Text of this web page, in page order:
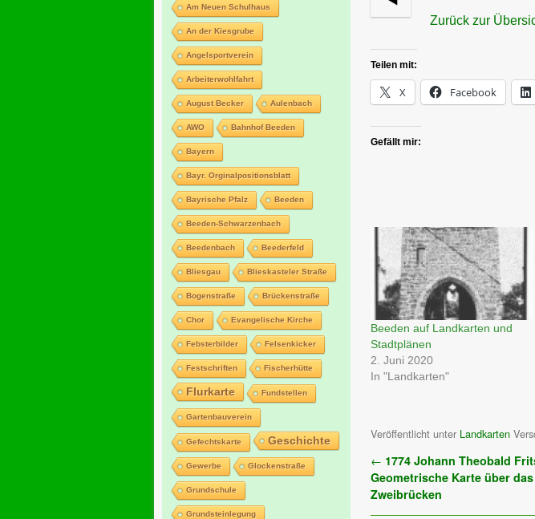
Am Neuen Schulhaus
An der Kiesgrube
Angelsportverein
Arbeiterwohlfahrt
August Becker Aulenbach
AWO Bahnhof Beeden
Bayern
Bayr. Orginalpositionsblatt
Bayrische Pfalz Beeden
Beeden-Schwarzenbach
Beedenbach Beederfeld
Bliesgau Blieskasteler Straße
Bogenstraße Brückenstraße
Chor Evangelische Kirche
Febsterbilder Felsenkicker
Festschriften Fischerhütte
Flurkarte Fundstellen
Gartenbauverein
Gefechtskarte Geschichte
Gewerbe Glockenstraße
Grundschule
Grundsteinlegung
Zurück zur
Teilen mit:
X Facebook
Gefällt mir:
Beeden auf Landkarten und
Stadtplänen
2. Juni 2020
In "Landkarten"
Veröffentlicht unter Landkarten
Artikelnavigation
← 1774 Johann Theobald
Geometrische Karte über
Zweibrücken